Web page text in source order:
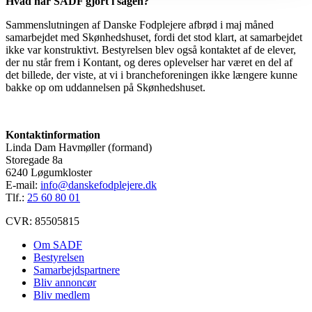
Sammenslutningen af Danske Fodplejere afbrød i maj måned
samarbejdet med Skønhedshuset, fordi det stod klart, at samarbejdet
ikke var konstruktivt. Bestyrelsen blev også kontaktet af de elever,
der nu står frem i Kontant, og deres oplevelser har været en del af
det billede, der viste, at vi i brancheforeningen ikke længere kunne
bakke op om uddannelsen på Skønhedshuset.
Kontaktinformation
Linda Dam Havmøller (formand)
Storegade 8a
6240 Løgumkloster
E-mail: info@danskefodplejere.dk
Tlf.: 25 60 80 01
CVR: 85505815
Om SADF
Bestyrelsen
Samarbejdspartnere
Bliv annoncør
Bliv medlem